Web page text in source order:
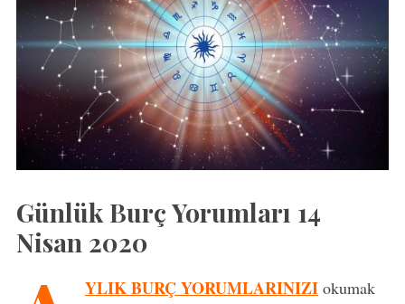
Günlük Burç Yorumları 14
Nisan 2020
YLIK BURÇ YORUMLARINIZI okumak